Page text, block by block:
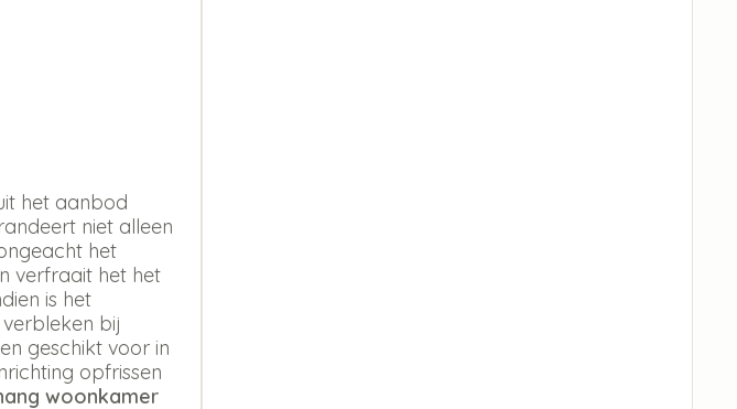
het aanbod
niet alleen
het
verfraait het het
is het
bij
geschikt voor in
opfrissen
woonkamer